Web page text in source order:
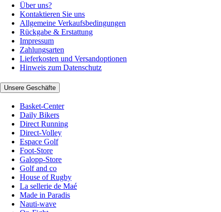
Über uns?
Kontaktieren Sie uns
Allgemeine Verkaufsbedingungen
Rückgabe & Erstattung
Impressum
Zahlungsarten
Lieferkosten und Versandoptionen
Hinweis zum Datenschutz
Unsere Geschäfte
Basket-Center
Daily Bikers
Direct Running
Direct-Volley
Espace Golf
Foot-Store
Galopp-Store
Golf and co
House of Rugby
La sellerie de Maé
Made in Paradis
Nauti-wave